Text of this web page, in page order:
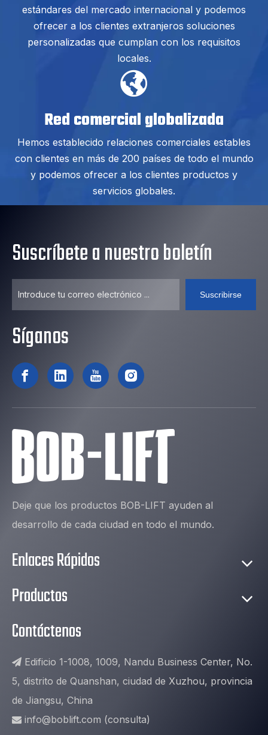
estándares del mercado internacional y podemos
ofrecer a los clientes extranjeros soluciones
personalizadas que cumplan con los requisitos
locales.
Red comercial globalizada
Hemos establecido relaciones comerciales estables
con clientes en más de 200 países de todo el mundo
y podemos ofrecer a los clientes productos y
servicios globales.
Suscríbete a nuestro boletín
Suscribirse
Síganos
Deje que los productos BOB-LIFT ayuden al
desarrollo de cada ciudad en todo el mundo.
Enlaces Rápidos
Productos
Contáctenos
 Edificio 1-1008, 1009, Nandu Business Center, No.
5, distrito de Quanshan, ciudad de Xuzhou, provincia
de Jiangsu, China
 info@boblift.com (consulta)